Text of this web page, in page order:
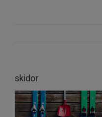
skidor